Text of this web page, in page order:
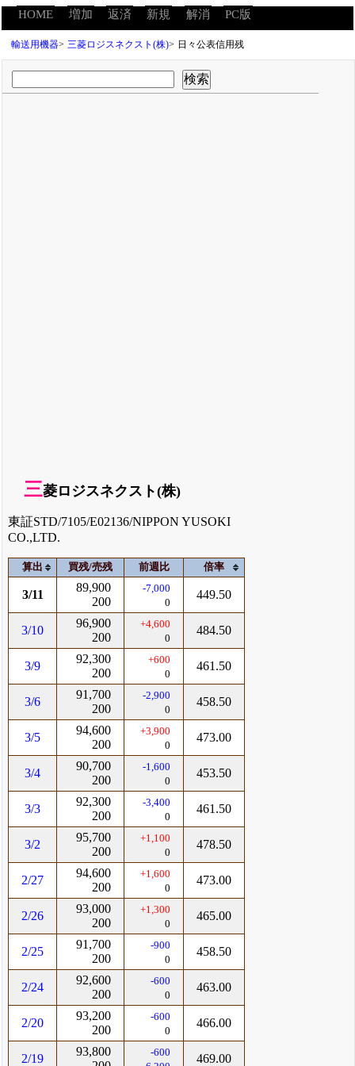
HOME 増加 返済 新規 解消 PC版
輸送用機器> 三菱ロジスネクスト(株)> 日々公表信用残
三菱ロジスネクスト(株)
東証STD/7105/E02136/NIPPON YUSOKI
CO.,LTD.
算出 買残/売残 前週比 倍率
3/11
89,900
200
-7,000
0
449.50
3/10
96,900
200
+4,600
0
484.50
3/9
92,300
200
+600
0
461.50
3/6
91,700
200
-2,900
0
458.50
3/5
94,600
200
+3,900
0
473.00
3/4
90,700
200
-1,600
0
453.50
3/3
92,300
200
-3,400
0
461.50
3/2
95,700
200
+1,100
0
478.50
2/27
94,600
200
+1,600
0
473.00
2/26
93,000
200
+1,300
0
465.00
2/25
91,700
200
-900
0
458.50
2/24
92,600
200
-600
0
463.00
2/20
93,200
200
-600
0
466.00
2/19
93,800
-600
469.00